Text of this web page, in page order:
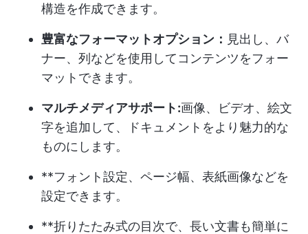
構造を作成できます。
豊富なフォーマットオプション： 見出し、バ
ナー、列などを使用してコンテンツをフォー
マットできます。
マルチメディアサポート:画像、ビデオ、絵文
字を追加して、ドキュメントをより魅力的な
ものにします。
**フォント設定、ページ幅、表紙画像などを
設定できます。
**折りたたみ式の目次で、長い文書も簡単に